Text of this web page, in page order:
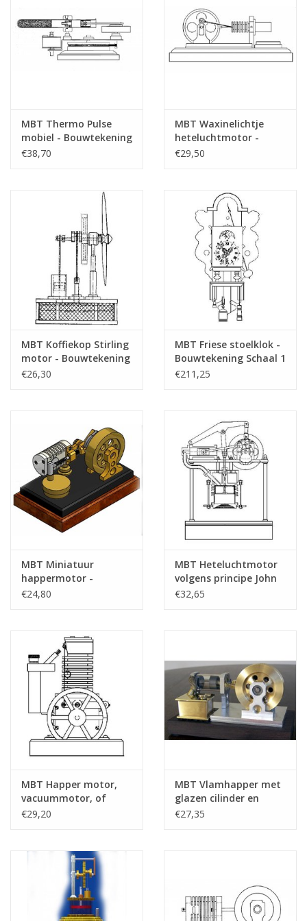
MBT Thermo Pulse
mobiel - Bouwtekening
Schaal 1 : N/A
€38,70
MBT Waxinelichtje
heteluchtmotor -
Bouwtekening Schaal 1
€29,50
MBT Koffiekop Stirling
motor - Bouwtekening
Schaal 1 : N/A
€26,30
MBT Friese stoelklok -
Bouwtekening Schaal 1
: N/A (60.50.001)
€211,25
MBT Miniatuur
happermotor -
Bouwtekening Schaal 1
€24,80
MBT Heteluchtmotor
volgens principe John
Ericson -
€32,65
MBT Happer motor,
vacuummotor, of
vlamhapper -
€29,20
MBT Vlamhapper met
glazen cilinder en
inwendige schuif MK2 -
€27,35